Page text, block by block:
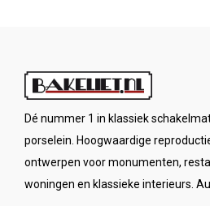
Dé nummer 1 in klassiek
porselein. Hoogwaardige
ontwerpen voor monumenten,
woningen en klassieke interieurs.